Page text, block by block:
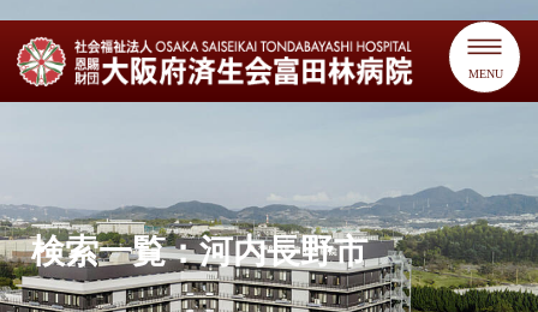
MENU
検索一覧：河内長野市